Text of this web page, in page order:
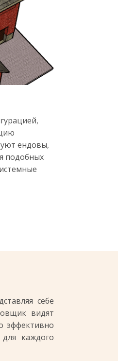
ендовы,
подобных
себе
видят
эффективно
каждого